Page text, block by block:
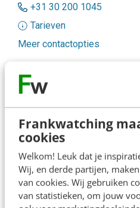
Frankwatching
cookies
Welkom! Leuk dat je
Wij, en derde partijen,
van cookies. Wij gebruiken
van statistieken, om jouw
+31 30 200 1045
Tarieven
Meer contactopties
Frankwatching
Adverteren
Contact
Nieuwsbrieven
Over ons
Ons team